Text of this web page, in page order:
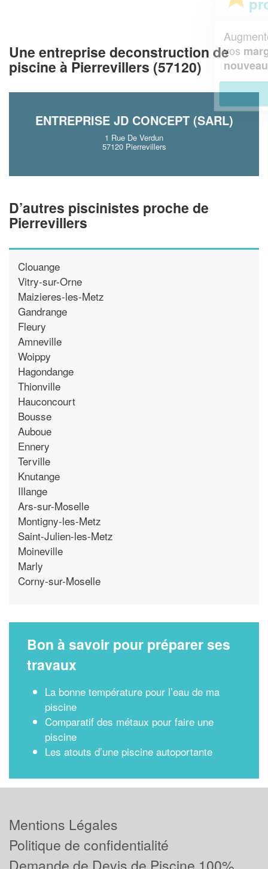
Une entreprise deconstruction de
piscine à Pierrevillers (57120)
ENTREPRISE JD CONCEPT (SARL)
1 Rue De Verdun
57120 Pierrevillers
D’autres piscinistes proche de
Pierrevillers
Clouange
Vitry-sur-Orne
Maizieres-les-Metz
Gandrange
Fleury
Amneville
Woippy
Hagondange
Thionville
Hauconcourt
Bousse
Auboue
Ennery
Terville
Knutange
Illange
Ars-sur-Moselle
Montigny-les-Metz
Saint-Julien-les-Metz
Moineville
Marly
Corny-sur-Moselle
Bon à savoir pour préparer ses
travaux
La bonne température pour l’eau de ma
piscine
Comparatif des métaux pour faire une
piscine
Les atouts d’une piscine autoportante
chiffre d'affaireset
vosmargestout en gagnant de
nouveaux clients!
En savoir plus
Mentions Légales
Politique de confidentialité
Demande de Devis de Piscine 100%